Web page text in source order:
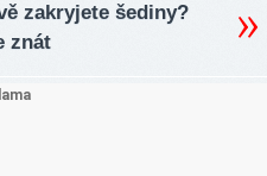
zakryjete šediny?
znát